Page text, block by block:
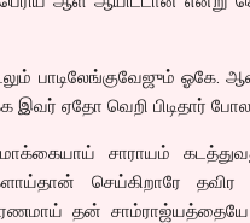
பாடிலேங்குவேஜும் ஓகே.
இவர் ஏதோ வெறி பிடிதார் போல
சாராயம்
செய்கிறாரே தவிர
தன்